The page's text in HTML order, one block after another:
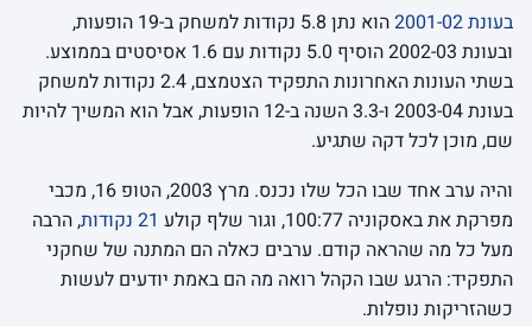
בעונת 2001-02
הוא נתן 5.8 נקודות למשחק ב-19 הופעות,
ובעונת 2002-03 הוסיף 5.0 נקודות עם 1.6 אסיסטים בממוצע.
בשתי העונות האחרונות התפקיד הצטמצם, 2.4 נקודות למשחק
בעונת 2003-04 ו-3.3 השנה ב-12 הופעות, אבל הוא המשיך להיות
שם, מוכן לכל דקה שתגיע.
והיה ערב אחד שבו הכל שלו נכנס. מרץ 2003, הטופ 16, מכבי
מפרקת את באסקוניה 100:77, וגור שלף קולע
21 נקודות
, הרבה
מעל כל מה שהראה קודם. ערבים כאלה הם המתנה של שחקני
התפקיד: הרגע שבו הקהל רואה מה הם באמת יודעים לעשות
כשהזריקות נופלות.